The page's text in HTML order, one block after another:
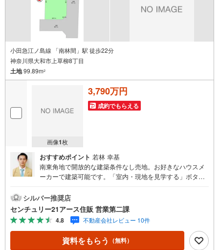
小田急江ノ島線 「南林間」駅 徒歩22分
神奈川県大和市上草柳8丁目
土地99.89m2
画像1枚
3,790万円
成約でもらえる
おすすめポイント 若林 幸基
南東角地で開放的な建築条件なし売地。お好きなハウスメ
ーカーで建築可能です。「室内・現地を見学する」ボタン
ンチュリー21アース住販のポイント】◆センチュリオン獲
得店舗◆全国約970店舗あるセンチュリー21のお店。その
中でも、アメリカ本部が設ける一定基準を満たした、上位
4％しか受賞できない賞。それが「センチュリオン」です。
弊社はそのセンチュリオンを2002年から欠かすことなく取
り続けております。◆住宅ローン相談会◆お客様にあった
シルバー推奨店
センチュリー21アース住販 営業第二課
4.8 不動産会社レビュー 10件
資料をもらう （無料）